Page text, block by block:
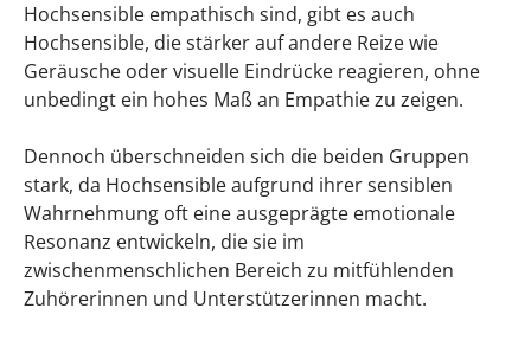
Hochsensible empathisch sind, gibt es auch
Hochsensible, die stärker auf andere Reize wie
Geräusche oder visuelle Eindrücke reagieren, ohne
unbedingt ein hohes Maß an Empathie zu zeigen.
Dennoch überschneiden sich die beiden Gruppen
stark, da Hochsensible aufgrund ihrer sensiblen
Wahrnehmung oft eine ausgeprägte emotionale
Resonanz entwickeln, die sie im
zwischenmenschlichen Bereich zu mitfühlenden
Zuhörerinnen und Unterstützerinnen macht.